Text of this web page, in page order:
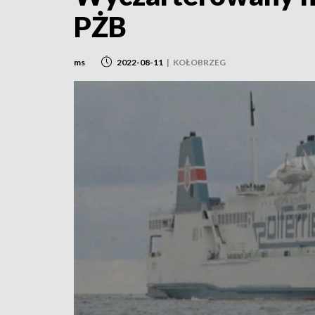
PŻB
ms 2022-08-11 | KOŁOBRZEG